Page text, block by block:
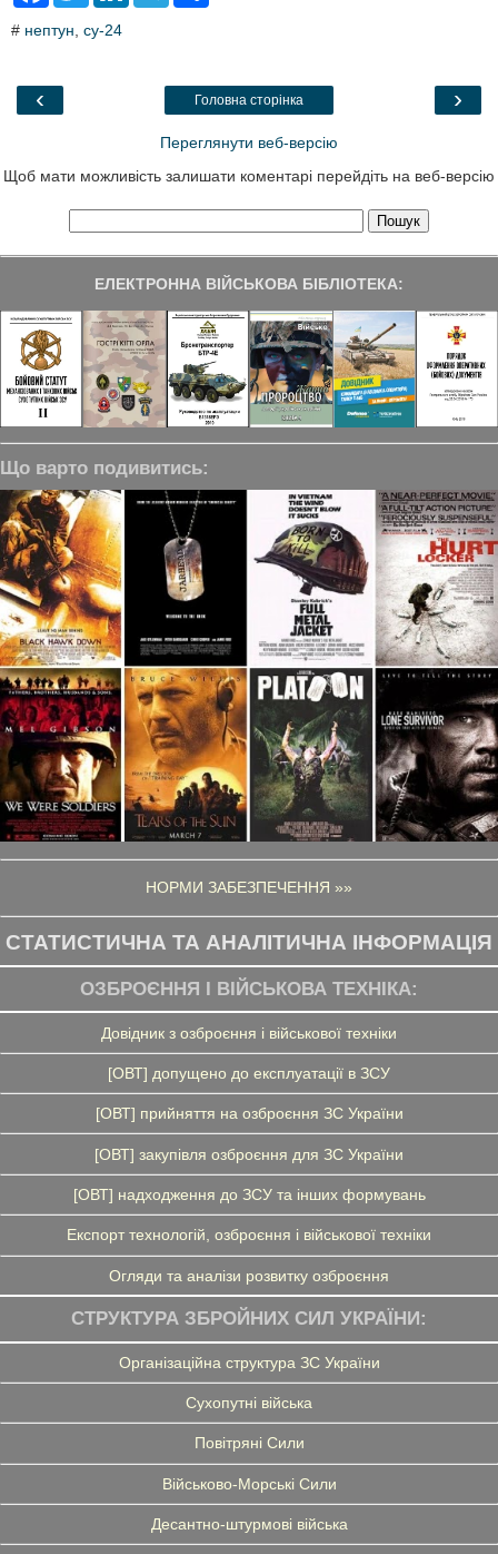
e
o
t
a
# нептун су-24
‹ ›
Головна сторінка
Переглянути веб-версію
Щоб мати можливість залишати коментарі перейдіть на веб-версію
ЕЛЕКТРОННА ВІЙСЬКОВА БІБЛІОТЕКА:
Що варто подивитись:
НОРМИ ЗАБЕЗПЕЧЕННЯ »»
СТАТИСТИЧНА ТА АНАЛІТИЧНА ІНФОРМАЦІЯ
ОЗБРОЄННЯ І ВІЙСЬКОВА ТЕХНІКА:
Довідник з озброєння і військової техніки
[ОВТ] допущено до експлуатації в ЗСУ
[ОВТ] прийняття на озброєння ЗС України
[ОВТ] закупівля озброєння для ЗС України
[ОВТ] надходження до ЗСУ та інших формувань
Експорт технологій, озброєння і військової техніки
Огляди та аналізи розвитку озброєння
СТРУКТУРА ЗБРОЙНИХ СИЛ УКРАЇНИ:
Організаційна структура ЗС України
Сухопутні війська
Повітряні Сили
Військово-Морські Сили
Десантно-штурмові війська